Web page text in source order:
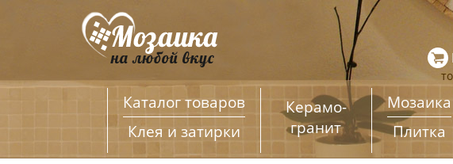
Каталог товаров
Клея и затирки
Керамо­
гранит
Мозаика
Плитка